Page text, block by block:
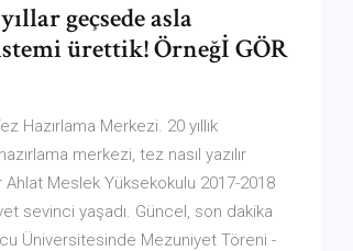
geçsede asla
ürettik! Örneğİ GÖR
Hazırlama Merkezi. 20 yıllık
merkezi, tez nasıl yazılır
Meslek Yüksekokulu 2017-2018
sevinci yaşadı. Güncel, son dakika
Üniversitesinde Mezuniyet Töreni -